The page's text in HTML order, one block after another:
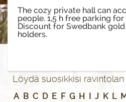
The cozy private hall can
people. 1,5 h free parking
Discount for Swedbank
holders.
Löydä suosikkisi
A B C D E F G H J K L M